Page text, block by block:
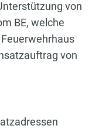
von
BE, welche
von